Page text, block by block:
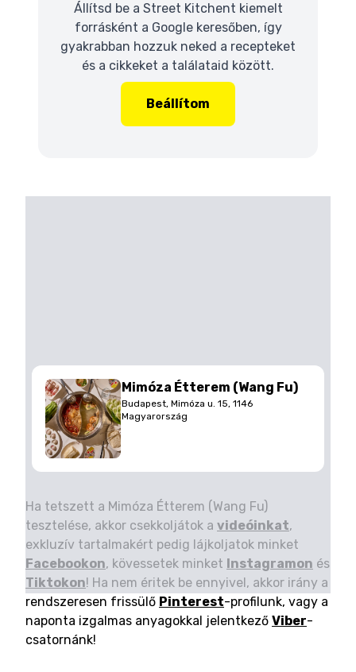
Állítsd be a Street Kitchent kiemelt
forrásként a Google keresőben, így
gyakrabban hozzuk neked a recepteket
és a cikkeket a találataid között.
Beállítom
Mimóza Étterem (Wang Fu)
Budapest, Mimóza u. 15, 1146
Magyarország
Ha tetszett a Mimóza Étterem (Wang Fu)
tesztelése, akkor csekkoljátok a videóinkat,
exkluzív tartalmakért pedig lájkoljatok minket
Facebookon, kövessetek minket Instagramon és
Tiktokon! Ha nem éritek be ennyivel, akkor irány a
rendszeresen frissülő Pinterest-profilunk, vagy a
naponta izgalmas anyagokkal jelentkező Viber-
csatornánk!